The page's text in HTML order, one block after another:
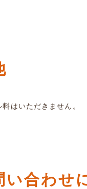
はいただきません。
合わせ